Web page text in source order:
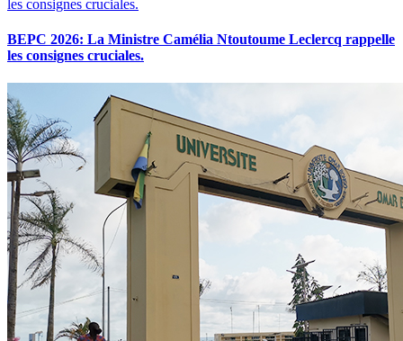
BEPC 2026: La Ministre Camélia Ntoutoume Leclercq rappelle
les consignes cruciales.